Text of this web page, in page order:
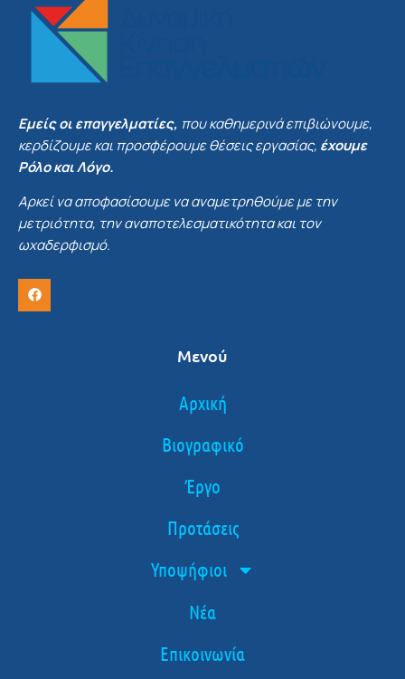
Εμείς οι επαγγελματίες, που καθημερινά επιβιώνουμε,
κερδίζουμε και προσφέρουμε θέσεις εργασίας, έχουμε
Ρόλο και Λόγο.
Αρκεί να αποφασίσουμε να αναμετρηθούμε με την
μετριότητα, την αναποτελεσματικότητα και τον
ωχαδερφισμό.
Μενού
Αρχική
Βιογραφικό
Έργο
Προτάσεις
Υποψήφιοι
Νέα
Επικοινωνία